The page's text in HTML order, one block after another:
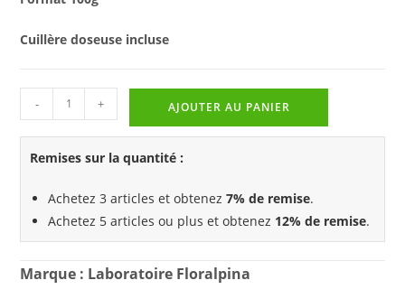
Cuillère doseuse incluse
- + AJOUTER AU PANIER
Remises sur la quantité :
Achetez 3 articles et obtenez7% de remise.
Achetez 5 articles ou plus et obtenez 12% de remise.
Marque : Laboratoire Floralpina